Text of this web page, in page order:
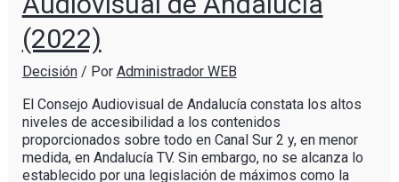
(2022)
Decisión/ Por Administrador WEB
El Consejo Audiovisual de Andalucía constata los altos
niveles de accesibilidad a los contenidos
proporcionados sobre todo en Canal Sur 2 y, en menor
medida, en Andalucía TV. Sin embargo, no se alcanza lo
establecido por una legislación de máximos como la